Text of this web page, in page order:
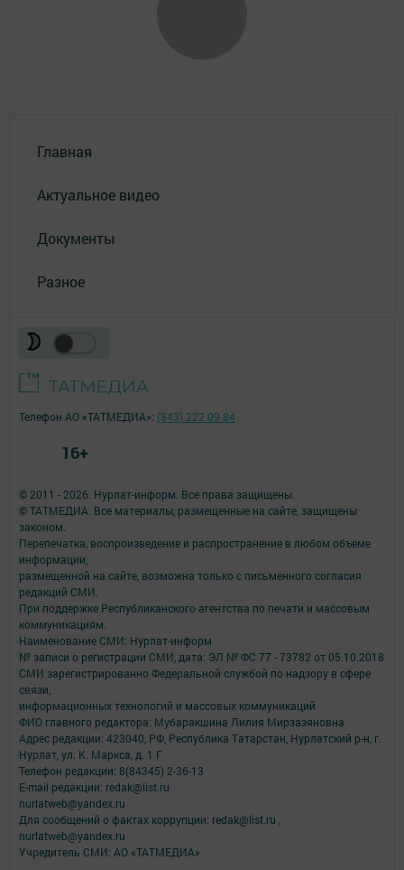
Главная
Актуальное видео
Документы
Разное
© 2011 - 2026. Нурлат-⁠информ. Все права защищены.
© ТАТМЕДИА. Все материалы, размещенные на сайте, защищены
законом.
Перепечатка, воспроизведение и распространение в любом объеме
информации,
размещенной на сайте, возможна только с письменного согласия
редакций СМИ.
При поддержке Республиканского агентства по печати и массовым
коммуникациям.
Наименование СМИ: Нурлат-⁠информ
№ записи о регистрации СМИ, дата: ЭЛ № ФС 77 -⁠ 73782 от 05.10.2018
СМИ зарегистрированно Федеральной службой по надзору в сфере
связи,
информационных технологий и массовых коммуникаций
ФИО главного редактора: Мубаракшина Лилия Мирзазяновна
Адрес редакции: 423040, РФ, Республика Татарстан, Нурлатский р-н, г.
Нурлат, ул. К. Маркса, д. 1 Г
Телефон редакции: 8(84345) 2-36-13
E-mail редакции: redak@list.ru
nurlatweb@yandex.ru
Для сообщений о фактах коррупции: redak@list.ru ,
nurlatweb@yandex.ru
Учредитель СМИ: АО «ТАТМЕДИА»
Телефон АО «ТАТМЕДИА»: (843) 222 09 84
16+